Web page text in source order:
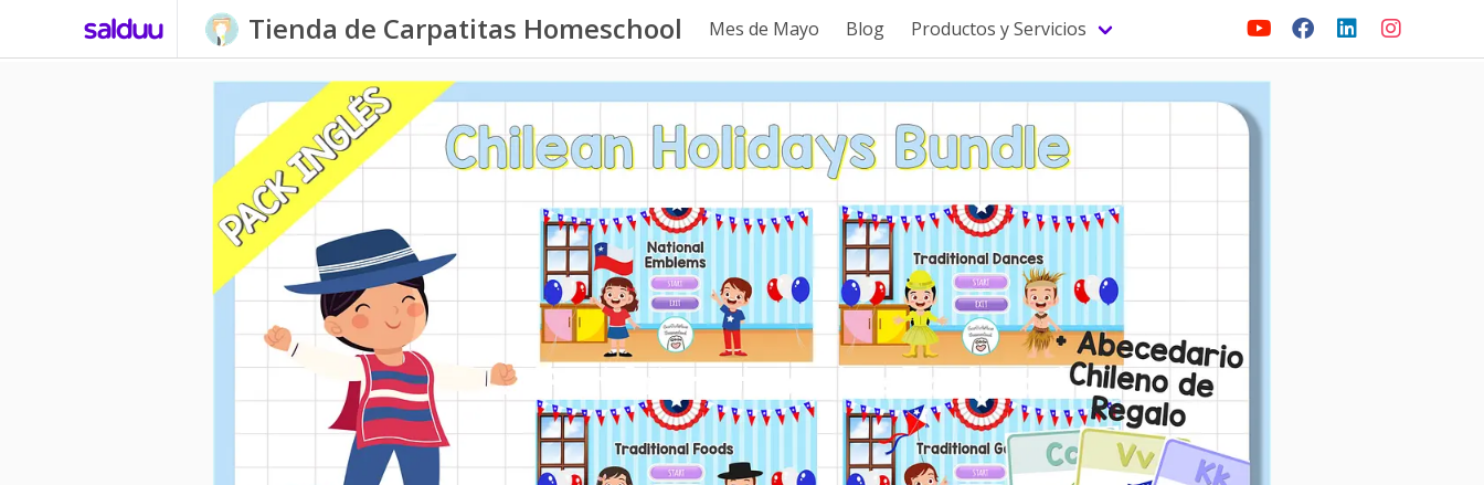
Tienda de Carpatitas Homeschool Mes de Mayo Blog Productos y Servicios